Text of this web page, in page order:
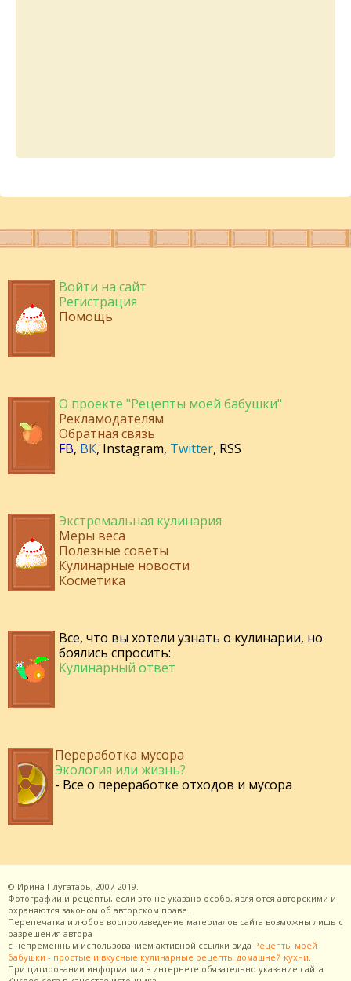
Войти на сайт
Регистрация
Помощь
О проекте "Рецепты моей бабушки"
Рекламодателям
Обратная связь
FB, ВК, Instagram, Twitter, RSS
Экстремальная кулинария
Меры веса
Полезные советы
Кулинарные новости
Косметика
Все, что вы хотели узнать о кулинарии, но
боялись спросить:
Кулинарный ответ
Переработка мусора
Экология или жизнь?
- Все о переработке отходов и мусора
© Ирина Плугатарь, 2007-2019.
Фотографии и рецепты, если это не указано особо, являются авторскими и
охраняются законом об авторском праве.
Перепечатка и любое воспроизведение материалов сайта возможны лишь с
разрешения автора
с непременным использованием активной ссылки вида Рецепты моей
бабушки - простые и вкусные кулинарные рецепты домашней кухни.
При цитировании информации в интернете обязательно указание сайта